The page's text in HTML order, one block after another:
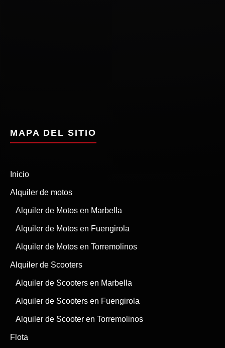
MAPA DEL SITIO
Inicio
Alquiler de motos
Alquiler de Motos en Marbella
Alquiler de Motos en Fuengirola
Alquiler de Motos en Torremolinos
Alquiler de Scooters
Alquiler de Scooters en Marbella
Alquiler de Scooters en Fuengirola
Alquiler de Scooter en Torremolinos
Flota